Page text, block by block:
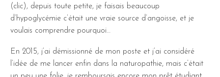
(clic), depuis toute petite, je faisais beaucoup
d’hypoglycémie c’était une vraie source d’angoisse, et je
voulais comprendre pourquoi…
En 2015, j’ai démissionné de mon poste et j’ai considéré
l’idée de me lancer enfin dans la naturopathie, mais c’était